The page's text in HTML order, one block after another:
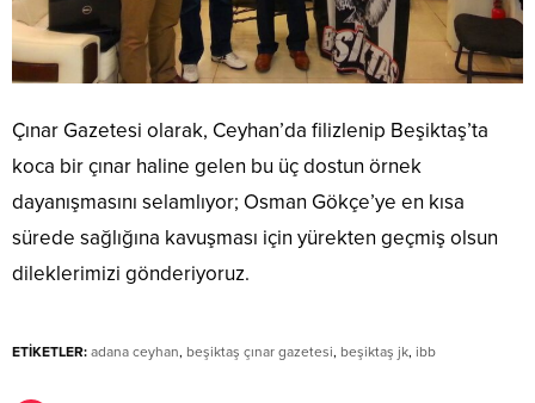
Çınar Gazetesi olarak, Ceyhan’da filizlenip Beşiktaş’ta
koca bir çınar haline gelen bu üç dostun örnek
dayanışmasını selamlıyor; Osman Gökçe’ye en kısa
sürede sağlığına kavuşması için yürekten geçmiş olsun
dileklerimizi gönderiyoruz.
ETİKETLER: adana ceyhan, beşiktaş çınar gazetesi, beşiktaş jk, ibb